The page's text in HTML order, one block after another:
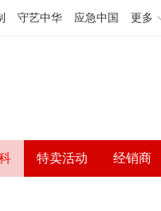
守艺中华 应急中国 更多
特卖活动 经销商